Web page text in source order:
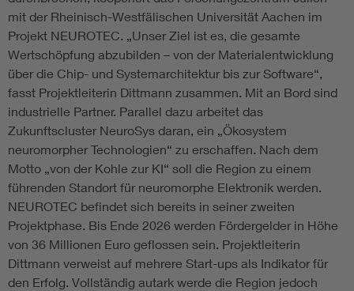
mit der Rheinisch-Westfälischen Universität Aachen im
Projekt NEUROTEC. „Unser Ziel ist es, die gesamte
Wertschöpfung abzubilden – von der Materialentwicklung
über die Chip- und Systemarchitektur bis zur Software“,
fasst Projektleiterin Dittmann zusammen. Mit an Bord sind
industrielle Partner. Parallel dazu arbeitet das
Zukunftscluster NeuroSys daran, ein „Ökosystem
neuromorpher Technologien“ zu erschaffen. Nach dem
Motto „von der Kohle zur KI“ soll die Region zu einem
führenden Standort für neuromorphe Elektronik werden.
NEUROTEC befindet sich bereits in seiner zweiten
Projektphase. Bis Ende 2026 werden Fördergelder in Höhe
von 36 Millionen Euro geflossen sein. Projektleiterin
Dittmann verweist auf mehrere Start-ups als Indikator für
den Erfolg. Vollständig autark werde die Region jedoch